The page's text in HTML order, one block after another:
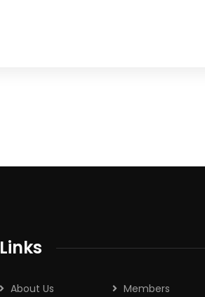
Links
About Us Members